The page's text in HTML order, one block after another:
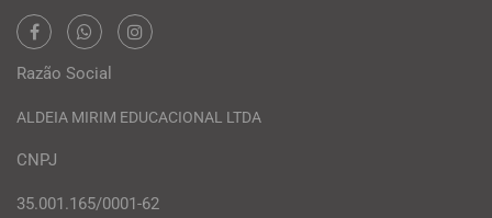
Razão Social
ALDEIA MIRIM EDUCACIONAL LTDA
CNPJ
35.001.165/0001-62